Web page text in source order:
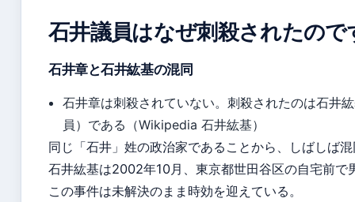
石井議員はなぜ刺殺されたので
石井章と石井紘基の混同
石井章は刺殺されていない。刺殺されたのは石井
員）である（Wikipedia 石井紘基）
同じ「石井」姓の政治家であることから、しばしば
石井紘基は2002年10月、東京都世田谷区の自宅前で
この事件は未解決のまま時効を迎えている。